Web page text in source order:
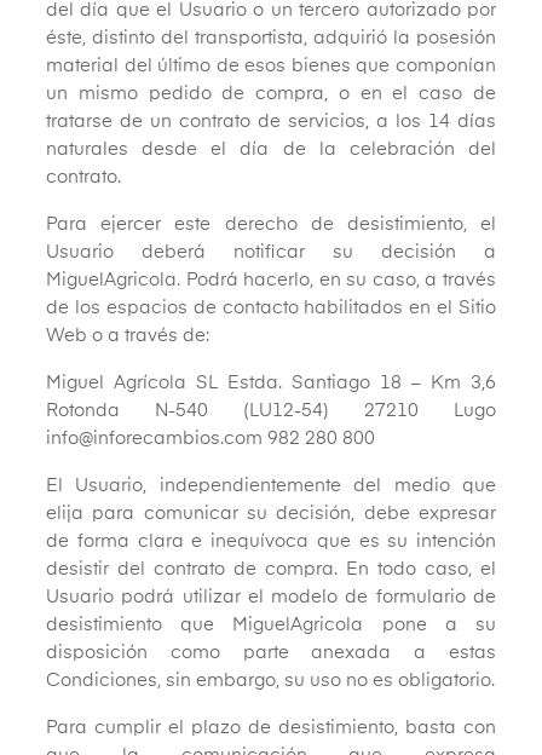
del día que el Usuario o un tercero autorizado por
éste, distinto del transportista, adquirió la posesión
material del último de esos bienes que componían
un mismo pedido de compra, o en el caso de
tratarse de un contrato de servicios, a los 14 días
naturales desde el día de la celebración del
contrato.
Para ejercer este derecho de desistimiento, el
Usuario deberá notificar su decisión a
MiguelAgricola. Podrá hacerlo, en su caso, a través
de los espacios de contacto habilitados en el Sitio
Web o a través de:
Miguel Agrícola SL Estda. Santiago 18 – Km 3,6
Rotonda N-540 (LU12-54) 27210 Lugo
info@inforecambios.com 982 280 800
El Usuario, independientemente del medio que
elija para comunicar su decisión, debe expresar
de forma clara e inequívoca que es su intención
desistir del contrato de compra. En todo caso, el
Usuario podrá utilizar el modelo de formulario de
desistimiento que MiguelAgricola pone a su
disposición como parte anexada a estas
Condiciones, sin embargo, su uso no es obligatorio.
Para cumplir el plazo de desistimiento, basta con